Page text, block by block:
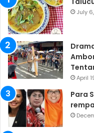
July
April
Para